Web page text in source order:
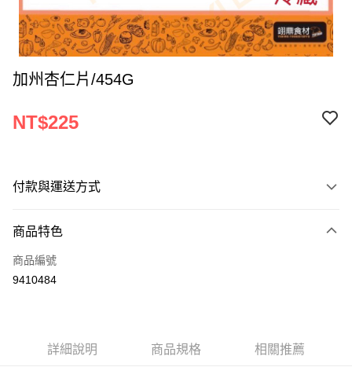
加州杏仁片/454G
NT$225
付款與運送方式
信用卡一次付款
Apple Pay
商品特色
商品編號
9410484
詳細說明 商品規格 相關推薦